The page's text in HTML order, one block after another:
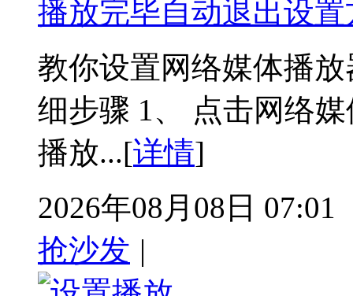
播放完毕自动退出设置
教你设置网络媒体播
细步骤 1、 点击网络
播放...[详情]
2026年08月08日 07:01
抢沙发 |